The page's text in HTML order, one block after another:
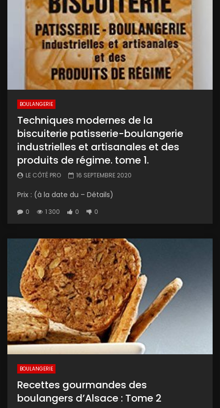
BOULANGERIE
Techniques modernes de la
biscuiterie patisserie-boulangerie
industrielles et artisanales et des
produits de régime. tome 1.
LE CÔTÉ PRO 16 SEPTEMBRE 2020
Prix : (à la date du – Détails)
0 1 300 0 0
BOULANGERIE
Recettes gourmandes des
boulangers d’Alsace : Tome 2